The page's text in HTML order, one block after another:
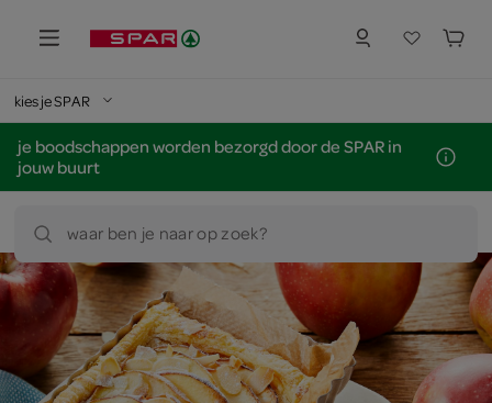
kies je SPAR
je boodschappen worden bezorgd door de SPAR in
jouw buurt
waar ben je naar op zoek?